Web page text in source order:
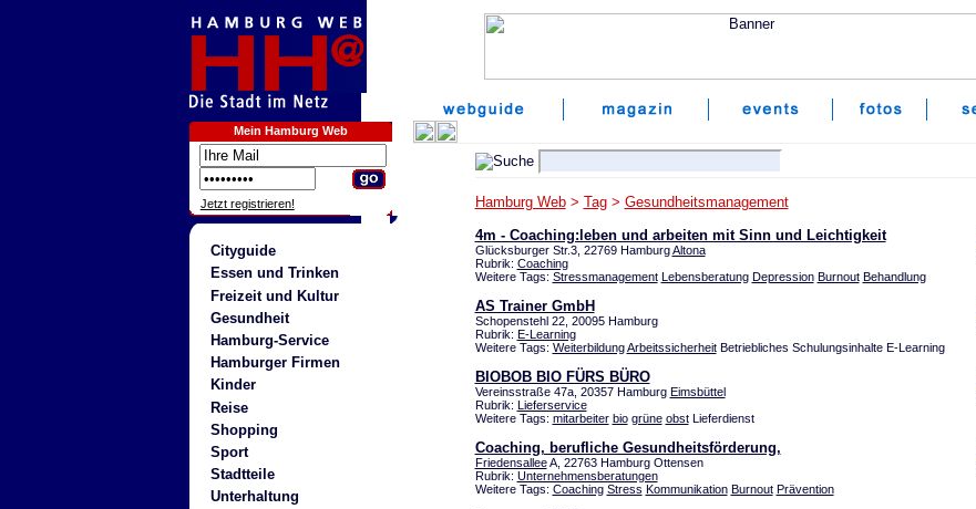
Mein Hamburg Web
Jetzt registrieren!
Cityguide
Essen und Trinken
Freizeit und Kultur
Gesundheit
Hamburg-Service
Hamburger Firmen
Kinder
Reise
Shopping
Sport
Stadtteile
Unterhaltung
Hamburg Web> Tag> Gesundheitsmanagement
4m - Coaching:leben und arbeiten mit Sinn und Leichtigkeit
Glücksburger Str.3, 22769 HamburgAltona
Rubrik: Coaching
Weitere Tags: Stressmanagement Lebensberatung Depression Burnout Behandlung
AS Trainer GmbH
Schopenstehl 22, 20095 Hamburg
Rubrik: E-Learning
Weitere Tags: Weiterbildung ArbeitssicherheitBetriebliches Schulungsinhalte E-Learning
BIOBOB BIO FÜRS BÜRO
Vereinsstraße 47a, 20357 Hamburg Eimsbüttel
Rubrik: Lieferservice
Weitere Tags: mitarbeiter bio grüne obstLieferdienst
Coaching, berufliche Gesundheitsförderung,
FriedensalleeA, 22763 Hamburg Ottensen
Rubrik: Unternehmensberatungen
Weitere Tags: Coaching Stress Kommunikation Burnout Prävention